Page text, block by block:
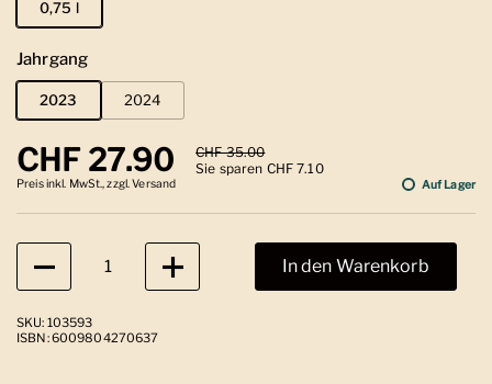
0,75 l
Jahrgang
2023 2024
Regulärer Preis
CHF 27.90 Sale-Preis
CHF 35.00
Sie sparen CHF 7.10
Preis inkl. MwSt., zzgl. Versand Auf Lager
Anzahl
In den Warenkorb
SKU: 103593
ISBN: 6009804270637